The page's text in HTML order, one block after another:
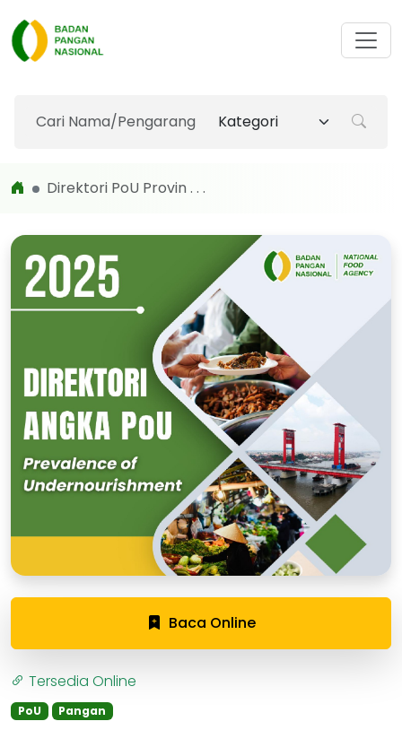
Direktori PoU Provin . . .
Baca Online
Tersedia Online
PoU Pangan